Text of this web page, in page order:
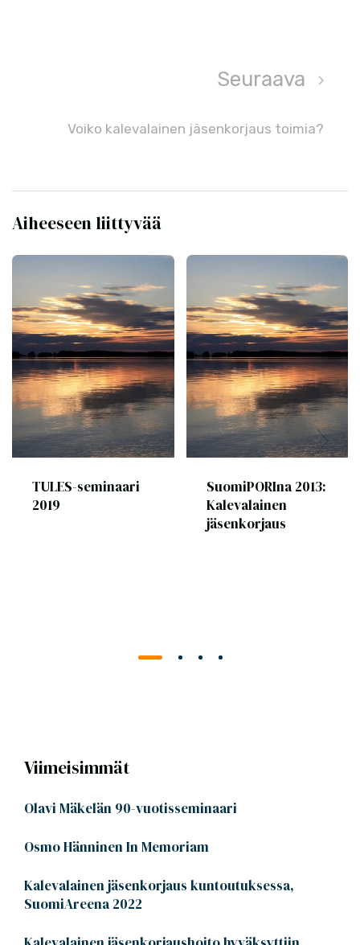
Seuraava
Voiko kalevalainen jäsenkorjaus toimia?
Aiheeseen liittyvää
TULES-seminaari
2019
SuomiPORIna 2013:
Kalevalainen
jäsenkorjaus
Viimeisimmät
Olavi Mäkelän 90-vuotisseminaari
Osmo Hänninen In Memoriam
Kalevalainen jäsenkorjaus kuntoutuksessa,
SuomiAreena 2022